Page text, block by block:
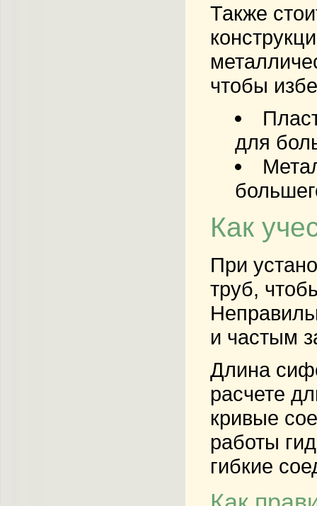
Также
чтобы
для
Как
При
труб,
и частым
Длина
расчете
кривые
работы
гибкие